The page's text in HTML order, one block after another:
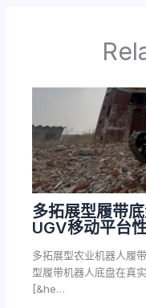
多拓展型履带
UGV移动平台
多拓展型农业机器人履
型履带机器人底盘在真
[&he…